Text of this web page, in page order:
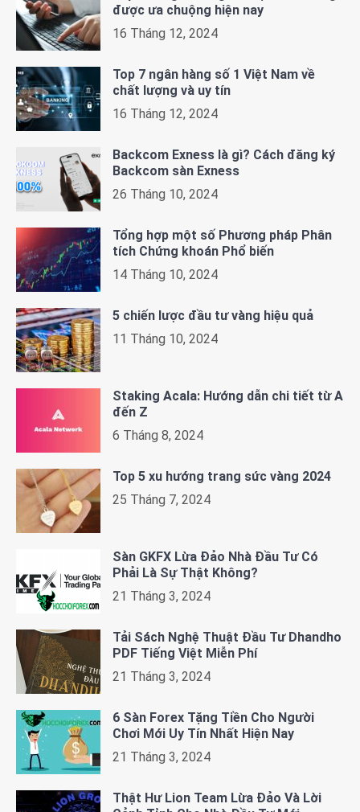
được ưa chuộng hiện nay
16 Tháng 12, 2024
Top 7 ngân hàng số 1 Việt Nam về
chất lượng và uy tín
16 Tháng 12, 2024
Backcom Exness là gì? Cách đăng ký
Backcom sàn Exness
26 Tháng 10, 2024
Tổng hợp một số Phương pháp Phân
tích Chứng khoán Phổ biến
14 Tháng 10, 2024
5 chiến lược đầu tư vàng hiệu quả
11 Tháng 10, 2024
Staking Acala: Hướng dẫn chi tiết từ A
đến Z
6 Tháng 8, 2024
Top 5 xu hướng trang sức vàng 2024
25 Tháng 7, 2024
Sàn GKFX Lừa Đảo Nhà Đầu Tư Có
Phải Là Sự Thật Không?
21 Tháng 3, 2024
Tải Sách Nghệ Thuật Đầu Tư Dhandho
PDF Tiếng Việt Miễn Phí
21 Tháng 3, 2024
6 Sàn Forex Tặng Tiền Cho Người
Chơi Mới Uy Tín Nhất Hiện Nay
21 Tháng 3, 2024
Thật Hư Lion Team Lừa Đảo Và Lời